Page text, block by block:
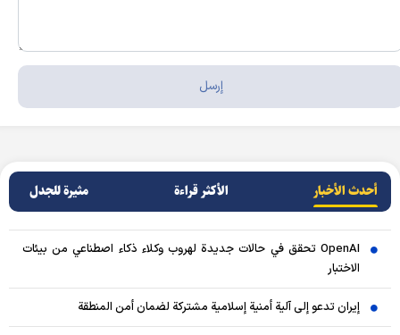
أحدث الأخبار الأکثر قراءة مثيرة للجدل
OpenAI تحقق في حالات جديدة لهروب وكلاء ذكاء اصطناعي من بيئات
الاختبار
إيران تدعو إلى آلية أمنية إسلامية مشتركة لضمان أمن المنطقة